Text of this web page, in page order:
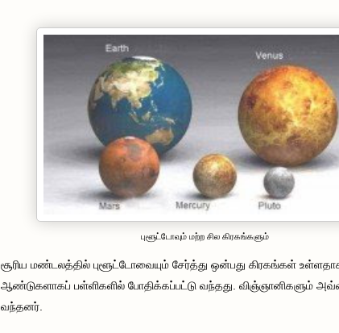
புளூட்டோவும் மற்ற சில கிரகங்களும்
சூரிய மண்டலத்தில் புளூட்டோவையும் சேர்த்து ஒன்பது கிரகங்கள்
ஆண்டுகளாகப் பள்ளிகளில் போதிக்கப்பட்டு வந்தது. விஞ்ஞானிகளும்
வந்தனர்.